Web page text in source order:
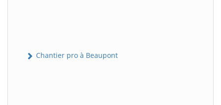
Chantier pro à Beaupont